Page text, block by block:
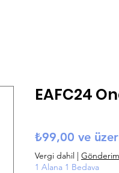
EAFC24
₺99,00 ve
Vergi dahil |
1 Alana 1 Bedava